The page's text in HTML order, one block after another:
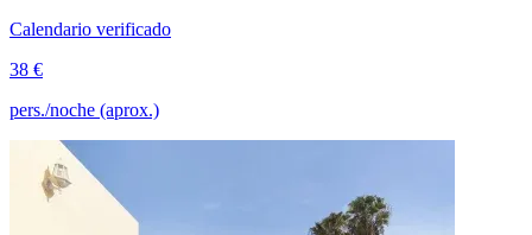
Calendario verificado
38 €
pers./noche (aprox.)